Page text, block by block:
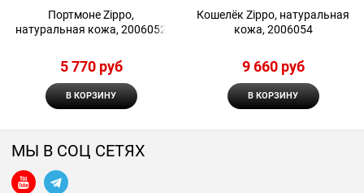
Портмоне Zippo,
натуральная кожа, 2006052
5 770 руб
В КОРЗИНУ
Кошелёк Zippo, натуральная
кожа, 2006054
9 660 руб
В КОРЗИНУ
МЫ В СОЦ СЕТЯХ